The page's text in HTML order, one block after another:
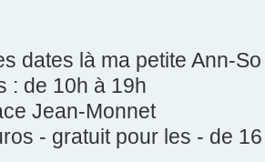
dates là ma petite Ann-So
: de 10h à 19h
Jean-Monnet
- gratuit pour les - de